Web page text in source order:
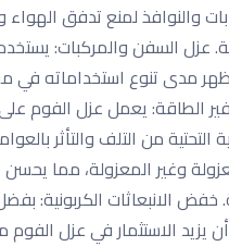
والنوافذ لمنع تدفق
عزل السفن والمركبات:
مدى تنوع استخداماته في
الطاقة: يعمل عزل
من التلف والتأثر
وغير المعزولة، مما
خفض الانبعاثات
أن يزيد الاستثمار في عزل